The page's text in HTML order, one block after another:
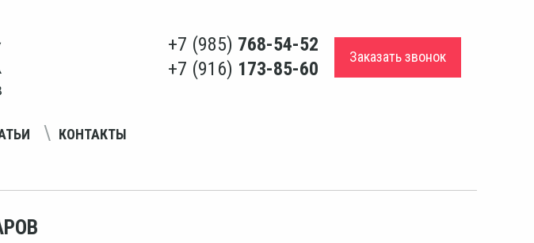
+7 (985) 768-54-52
+7 (916) 173-85-60
Заказать звонок
КОНТАКТЫ